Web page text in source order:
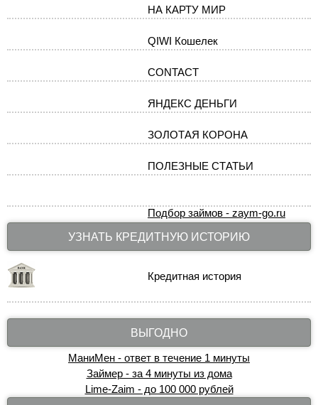
НА КАРТУ МИР
QIWI Кошелек
CONTACT
ЯНДЕКС ДЕНЬГИ
ЗОЛОТАЯ КОРОНА
ПОЛЕЗНЫЕ СТАТЬИ
Подбор займов - zaym-go.ru
УЗНАТЬ КРЕДИТНУЮ ИСТОРИЮ
Кредитная история
ВЫГОДНО
МаниМен - ответ в течение 1 минуты
Займер - за 4 минуты из дома
Lime-Zaim - до 100 000 рублей